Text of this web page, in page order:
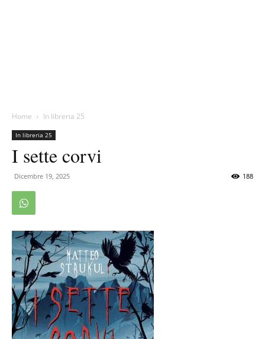
Home In libreria 25
In libreria 25
I sette corvi
Dicembre 19, 2025 188